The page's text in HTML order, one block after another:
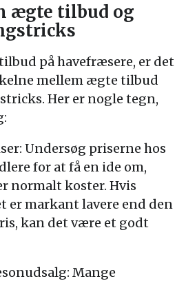
ægte tilbud og
på havefræsere, er det
mellem ægte tilbud
Her er nogle tegn,
Undersøg priserne hos
for at få en ide om,
normalt koster. Hvis
er markant lavere end den
kan det være et godt
Mange